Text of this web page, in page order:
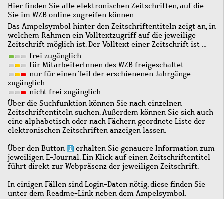
Hier finden Sie alle elektronischen Zeitschriften, auf die
Sie im WZB online zugreifen können.
Das Ampelsymbol hinter den Zeitschriftentiteln zeigt an, in
welchem Rahmen ein Volltextzugriff auf die jeweilige
Zeitschrift möglich ist. Der Volltext einer Zeitschrift ist …
frei zugänglich
für MitarbeiterInnen des WZB freigeschaltet
nur für einen Teil der erschienenen Jahrgänge
zugänglich
nicht frei zugänglich
Über die Suchfunktion können Sie nach einzelnen
Zeitschriftentiteln suchen. Außerdem können Sie sich auch
eine alphabetisch oder nach Fächern geordnete Liste der
elektronischen Zeitschriften anzeigen lassen.
Über den Button
erhalten Sie genauere Information zum
jeweiligen E-Journal. Ein Klick auf einen Zeitschriftentitel
führt direkt zur Webpräsenz der jeweiligen Zeitschrift.
In einigen Fällen sind Login-Daten nötig, diese finden Sie
unter dem Readme-Link neben dem Ampelsymbol.